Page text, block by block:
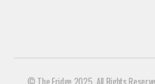
© The Fridge 2025. All Rights